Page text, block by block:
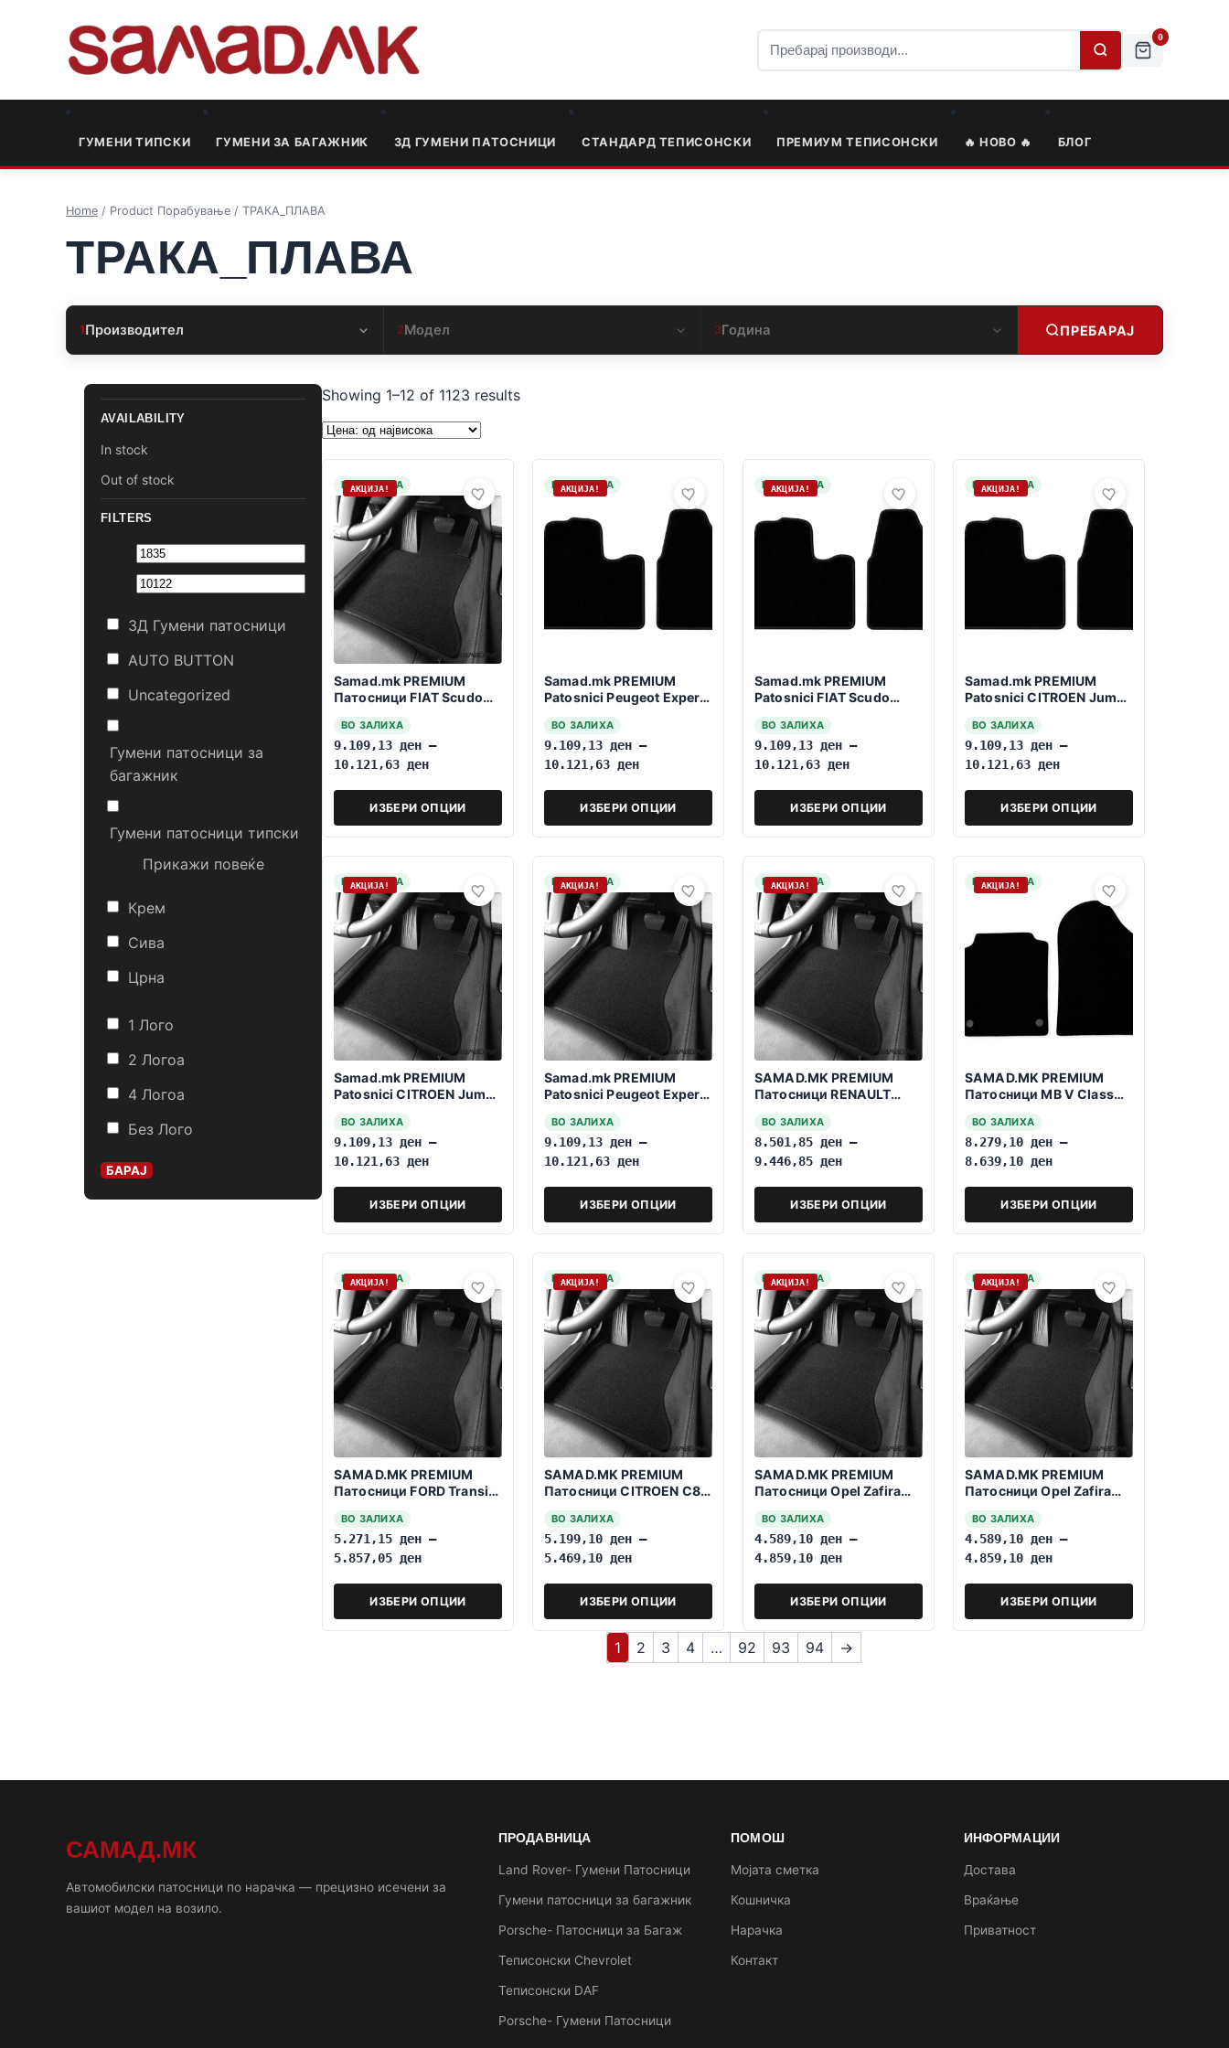
0
ГУМЕНИ ТИПСКИ ГУМЕНИ ЗА БАГАЖНИК 3Д ГУМЕНИ ПАТОСНИЦИ СТАНДАРД ТЕПИСОНСКИ ПРЕМИУМ ТЕПИСОНСКИ 🔥 НОВО 🔥 БЛОГ
Home / Product Порабување / ТРАКА_ПЛАВА
ТРАКА_ПЛАВА
1Производител 2Модел 3Година ПРЕБАРАЈ
AVAILABILITY
In stock
Out of stock
FILTERS
3Д Гумени патосници
AUTO BUTTON
Uncategorized
Гумени патосници за
багажник
Гумени патосници типски
Прикажи повеќе
Крем
Сива
Црна
1 Лого
2 Логоa
4 Логоa
Без Лого
БАРАЈ
Showing 1–12 of 1123 results
НА ЗАЛИХА
АКЦИЈА!
Samad.mk PREMIUM
Патосници FIAT Scudo
ВО ЗАЛИХА
9.109,13 ден –
10.121,63 ден
ИЗБЕРИ ОПЦИИ
НА ЗАЛИХА
АКЦИЈА!
Samad.mk PREMIUM
Patosnici Peugeot Expert
ВО ЗАЛИХА
9.109,13 ден –
10.121,63 ден
ИЗБЕРИ ОПЦИИ
НА ЗАЛИХА
АКЦИЈА!
Samad.mk PREMIUM
Patosnici FIAT Scudo
ВО ЗАЛИХА
9.109,13 ден –
10.121,63 ден
ИЗБЕРИ ОПЦИИ
НА ЗАЛИХА
АКЦИЈА!
Samad.mk PREMIUM
Patosnici CITROEN Jumpy
ВО ЗАЛИХА
9.109,13 ден –
10.121,63 ден
ИЗБЕРИ ОПЦИИ
НА ЗАЛИХА
АКЦИЈА!
Samad.mk PREMIUM
Patosnici CITROEN Jumpy
ВО ЗАЛИХА
9.109,13 ден –
10.121,63 ден
ИЗБЕРИ ОПЦИИ
НА ЗАЛИХА
АКЦИЈА!
Samad.mk PREMIUM
Patosnici Peugeot Expert
ВО ЗАЛИХА
9.109,13 ден –
10.121,63 ден
ИЗБЕРИ ОПЦИИ
НА ЗАЛИХА
АКЦИЈА!
SAMAD.MK PREMIUM
Патосници RENAULT
Sedišta
ВО ЗАЛИХА
8.501,85 ден –
9.446,85 ден
ИЗБЕРИ ОПЦИИ
НА ЗАЛИХА
АКЦИЈА!
SAMAD.MK PREMIUM
Патосници MB V Class
ВО ЗАЛИХА
8.279,10 ден –
8.639,10 ден
ИЗБЕРИ ОПЦИИ
НА ЗАЛИХА
АКЦИЈА!
SAMAD.MK PREMIUM
Патосници FORD Transit
Red
ВО ЗАЛИХА
5.271,15 ден –
5.857,05 ден
ИЗБЕРИ ОПЦИИ
НА ЗАЛИХА
АКЦИЈА!
SAMAD.MK PREMIUM
Патосници CITROEN C8
ВО ЗАЛИХА
5.199,10 ден –
5.469,10 ден
ИЗБЕРИ ОПЦИИ
НА ЗАЛИХА
АКЦИЈА!
SAMAD.MK PREMIUM
Патосници Opel Zafira
ВО ЗАЛИХА
4.589,10 ден –
4.859,10 ден
ИЗБЕРИ ОПЦИИ
НА ЗАЛИХА
АКЦИЈА!
SAMAD.MK PREMIUM
Патосници Opel Zafira
ВО ЗАЛИХА
4.589,10 ден –
4.859,10 ден
ИЗБЕРИ ОПЦИИ
1 2 3 4 … 92 93 94 →
САМАД.МК
Автомобилски патосници по нарачка — прецизно исечени за
вашиот модел на возило.
ПРОДАВНИЦА
Land Rover- Гумени Патосници
Гумени патосници за багажник
Porsche- Патосници за Багаж
Теписонски Chevrolet
Теписонски DAF
Porsche- Гумени Патосници
ПОМОШ
Мојата сметка
Кошничка
Нарачка
Контакт
ИНФОРМАЦИИ
Достава
Враќање
Приватност